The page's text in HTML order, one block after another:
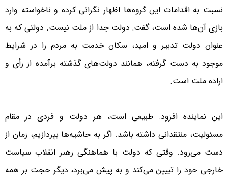
نسبت به اقدامات این گروه‌ها اظهار نگرانی کرده و ناخواسته وارد
بازی آن‌ها شده است، گفت: دولت جدا از ملت نیست. دولتی که به
عنوان دولت تدبیر و امید، سکان خدمت به مردم را در شرایط
موجود به دست گرفته، همانند دولت‌های گذشته برآمده از رأی و
اراده ملت است.
این نماینده افزود: طبیعی است، ‌هر دولت و فردی ‌در مقام
مسئولیت، منتقدانی داشته باشد. اگر به حاشیه‌ها بپردازیم، زمان از
دست می‌رود. وقتی که دولت با هماهنگی رهبر انقلاب سیاست
خارجی خود را تبیین می‌کند و به پیش می‌برد، دیگر حجت بر همه